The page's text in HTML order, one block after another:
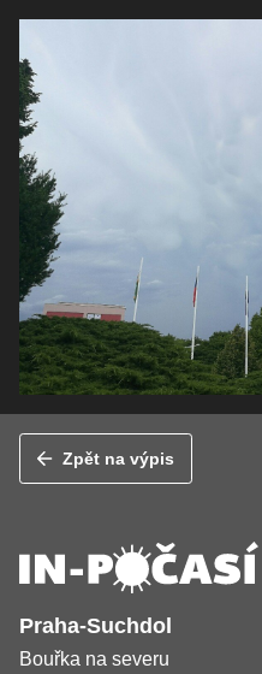
Zpět na výpis
Praha-Suchdol
Bouřka na severu